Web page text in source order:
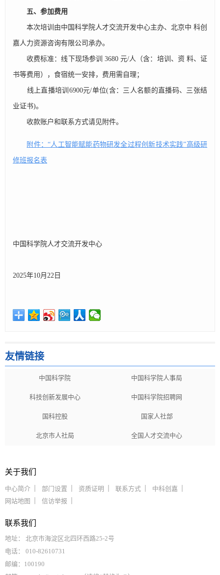
五、参加费用
本次培训由中国科学院人才交流开发中心主办、北京中 科创
嘉人力资源咨询有限公司承办。
收费标准：线下现场参训 3680 元/人（含：培训、资 料、证
书等费用），食宿统一安排，费用需自理；
线上直播培训6900元/单位(含：三人名额的直播码、三张结
业证书)。
收款账户和联系方式请见附件。
附件：“人工智能赋能药物研发全过程创新技术实践”高级研
修班报名表
中国科学院人才交流开发中心
2025年10月22日
友情链接
中国科学院 中国科学院人事局
科技创新发展中心 中国科学院招聘网
国科控股 国家人社部
北京市人社局 全国人才交流中心
关于我们
中心简介 部门设置 资质证明 联系方式
中科创嘉
网站地图
信访举报
联系我们
地址： 北京市海淀区北四环西路25-2号
电话： 010-82610731
邮编：100190